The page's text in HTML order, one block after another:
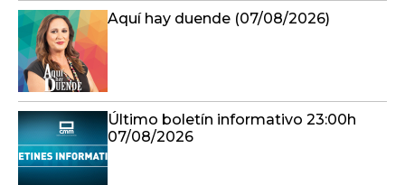
Aquí hay duende (07/08/2026)
Último boletín informativo 23:00h
07/08/2026